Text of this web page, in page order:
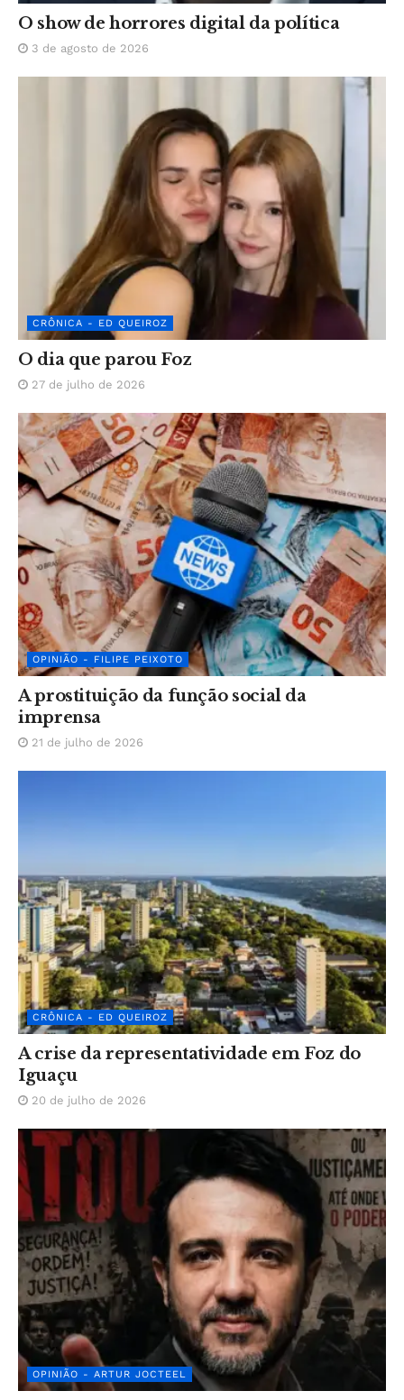
O show de horrores digital da política
3 de agosto de 2026
CRÔNICA - ED QUEIROZ
O dia que parou Foz
27 de julho de 2026
OPINIÃO - FILIPE PEIXOTO
A prostituição da função social da
imprensa
21 de julho de 2026
CRÔNICA - ED QUEIROZ
A crise da representatividade em Foz do
Iguaçu
20 de julho de 2026
OPINIÃO - ARTUR JOCTEEL